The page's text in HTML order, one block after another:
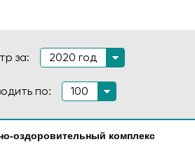
за: 2020 год
по: 100
Адрес
оздоровительный комплекс